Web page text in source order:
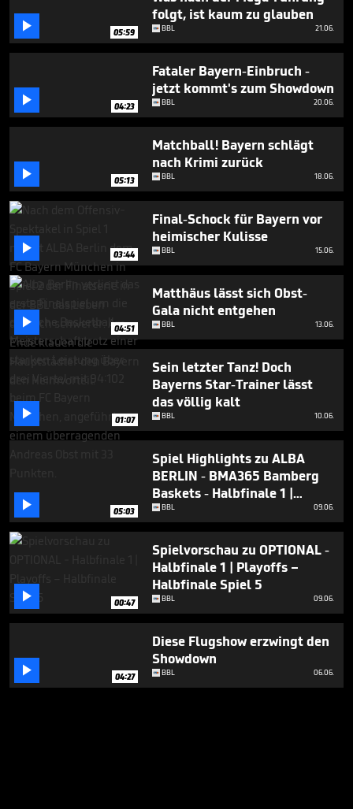
minutes,
seconds
 05:59
folgt, ist kaum zu glauben
BBL 21.06.
 04:23
Fataler Bayern-Einbruch -
jetzt kommt's zum Showdown
BBL 20.06.
 05:13
Matchball! Bayern schlägt
nach Krimi zurück
BBL 18.06.
 03:44
Final-Schock für Bayern vor
heimischer Kulisse
BBL 15.06.
 04:51
Matthäus lässt sich Obst-
Gala nicht entgehen
BBL 13.06.
 01:07
Sein letzter Tanz! Doch
Bayerns Star-Trainer lässt
das völlig kalt
BBL 10.06.
 05:03
Spiel Highlights zu ALBA
BERLIN - BMA365 Bamberg
Baskets - Halbfinale 1 |
Playoffs – Halbfinale Spiel 5
BBL 09.06.
 00:47
Spielvorschau zu OPTIONAL -
Halbfinale 1 | Playoffs –
Halbfinale Spiel 5
BBL 09.06.
 04:27
Diese Flugshow erzwingt den
Showdown
BBL 06.06.